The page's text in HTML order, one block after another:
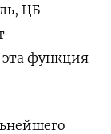
ЦБ
функция